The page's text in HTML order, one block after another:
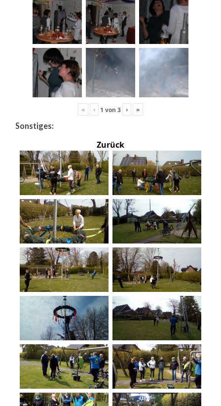
« ‹ 1 von 3 › »
Sonstiges:
Zurück